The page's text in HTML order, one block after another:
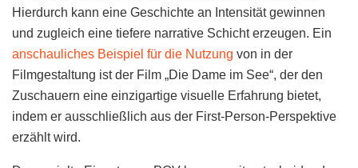
Hierdurch kann eine Geschichte an Intensität gewinnen
und zugleich eine tiefere narrative Schicht erzeugen. Ein
anschauliches Beispiel für die Nutzung von in der
Filmgestaltung ist der Film „Die Dame im See“, der den
Zuschauern eine einzigartige visuelle Erfahrung bietet,
indem er ausschließlich aus der First-Person-Perspektive
erzählt wird.